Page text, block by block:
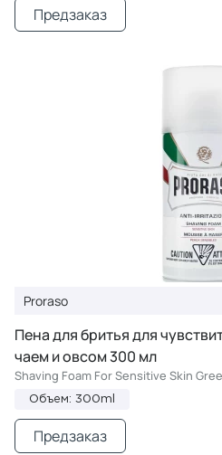
Предзаказ
Proraso
Пена для бритья для
чаем и овсом 300 мл
Shaving Foam For Sensitive Skin
Объем: 300ml
Предзаказ